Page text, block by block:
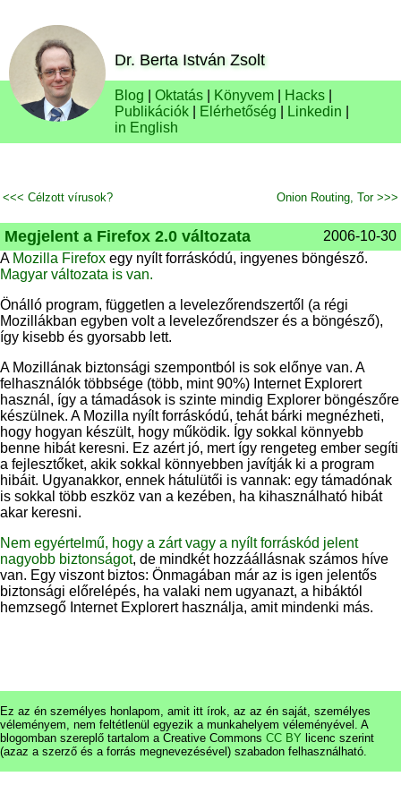
Dr. Berta István Zsolt
Blog Oktatás Könyvem Hacks
Publikációk
Elérhetőség Linkedin
in English
<<< Célzott vírusok? Onion Routing, Tor >>>
Megjelent a Firefox 2.0 változata
2006-10-30
A Mozilla Firefox egy nyílt forráskódú, ingyenes böngésző.
Magyar változata is van.
Önálló program, független a levelezőrendszertől (a régi
Mozillákban egyben volt a levelezőrendszer és a böngésző),
így kisebb és gyorsabb lett.
A Mozillának biztonsági szempontból is sok előnye van. A
felhasználók többsége (több, mint 90%) Internet Explorert
használ, így a támadások is szinte mindig Explorer böngészőre
készülnek. A Mozilla nyílt forráskódú, tehát bárki megnézheti,
hogy hogyan készült, hogy működik. Így sokkal könnyebb
benne hibát keresni. Ez azért jó, mert így rengeteg ember segíti
a fejlesztőket, akik sokkal könnyebben javítják ki a program
hibáit. Ugyanakkor, ennek hátulütői is vannak: egy támadónak
is sokkal több eszköz van a kezében, ha kihasználható hibát
akar keresni.
Nem egyértelmű, hogy a zárt vagy a nyílt forráskód jelent
nagyobb biztonságot, de mindkét hozzáállásnak számos híve
van. Egy viszont biztos: Önmagában már az is igen jelentős
biztonsági előrelépés, ha valaki nem ugyanazt, a hibáktól
hemzsegő Internet Explorert használja, amit mindenki más.
Ez az én személyes honlapom, amit itt írok, az az én saját, személyes
véleményem, nem feltétlenül egyezik a munkahelyem véleményével. A
blogomban szereplő tartalom a Creative Commons CC BY licenc szerint
(azaz a szerző és a forrás megnevezésével) szabadon felhasználható.